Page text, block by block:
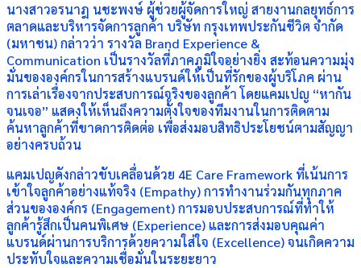
นางสาวอรนาฎ นชะพงษ์ ผู้ช่วยผู้จัดการใหญ่ สายงานกลยุทธ์การ
ตลาดและบริหารจัดการลูกค้า บริษัท กรุงเทพประกันชีวิต จำกัด
(มหาชน) กล่าวว่า รางวัล Brand Experience &
Communication เป็นรางวัลที่ภาคภูมิใจอย่างยิ่ง สะท้อนความมุ่ง
มั่นขององค์กรในการสร้างแบรนด์ให้เป็นที่รักของผู้บริโภค ผ่าน
การเล่าเรื่องจากประสบการณ์จริงของลูกค้า โดยแคมเปญ “หากัน
จนเจอ” แสดงให้เห็นถึงความตั้งใจของทีมงานในการติดตาม
ค้นหาลูกค้าที่ขาดการติดต่อ เพื่อส่งมอบสิทธิประโยชน์ตามสัญญา
อย่างครบถ้วน
แคมเปญดังกล่าวขับเคลื่อนด้วย 4E Care Framework ที่เน้นการ
เข้าใจลูกค้าอย่างแท้จริง (Empathy) การทำงานร่วมกันทุกภาค
ส่วนขององค์กร (Engagement) การมอบประสบการณ์ที่ทำให้
ลูกค้ารู้สึกเป็นคนพิเศษ (Experience) และการส่งมอบคุณค่า
แบรนด์ผ่านการบริการด้วยความใส่ใจ (Excellence) จนเกิดความ
ประทับใจและความเชื่อมั่นในระยะยาว